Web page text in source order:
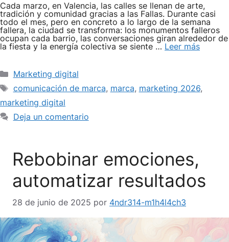
Cada marzo, en Valencia, las calles se llenan de arte,
tradición y comunidad gracias a las Fallas. Durante casi
todo el mes, pero en concreto a lo largo de la semana
fallera, la ciudad se transforma: los monumentos falleros
ocupan cada barrio, las conversaciones giran alrededor de
la fiesta y la energía colectiva se siente … Leer más
Categorías
Marketing digital
Etiquetas
comunicación de marca, marca, marketing 2026,
marketing digital
Deja un comentario
Rebobinar emociones,
automatizar resultados
28 de junio de 2025 por 4ndr314-m1h4l4ch3